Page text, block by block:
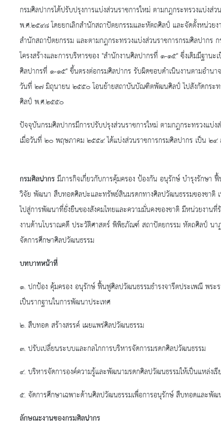
กรมศิลปากรได้ปรับปรุงการแบ่งส่วนราชการใหม่ ตามกฎกระทรวงแบ่ง
พ.ศ.๒๕๔๘ โดยยกเลิกสำนักสถาปัตยกรรมและหัตถศิลป์ และจัดตั้งหน่ว
สำนักสถาปัตยกรรม และตามกฎกระทรวงแบ่งส่วนราชการกรมศิลปาก
โครงสร้างและการบริหารของ "สำนักงานศิลปากรที่ ๑-๑๕" ซึ่งเดิมมีฐาน
ศิลปากรที่ ๑-๑๕" ขึ้นตรงต่อกรมศิลปากร รับผิดชอบดำเนินงานตามอำน
วันที่ ๒๗ มิถุนายน ๒๕๕๐ โอนย้ายสถาบันบัณฑิตพัฒนศิลป์ ไปสังกัดกร
ศิลป์ พ.ศ.๒๕๕๐
ปัจจุบันกรมศิลปากรมีการปรับปรุงส่วนราชการใหม่ ตามกฎกระทรวงแบ่
เมื่อวันที่ ๒๐ พฤษภาคม ๒๕๕๔ ได้แบ่งส่วนราชการกรมศิลปากร เป็น ๒
กรมศิลปากรมีภารกิจเกี่ยวกับการคุ้มครอง ป้องกัน อนุรักษ์ บำรุงรักษา
วิจัย พัฒนา สืบทอดศิลปะและทรัพย์สินมรดกทางศิลปวัฒนธรรมของชาติ
ไปสู่การพัฒนาที่ยั่งยืนของสังคมไทยและความมั่นคงของชาติ มีหน่วยงาน
งานด้านโบราณคดี ประวัติศาสตร์ พิพิธภัณฑ์ สถาปัตยกรรม หัตถศิลป์ น
จัดการศึกษาศิลปวัฒนธรรม
บทบาทหน้าที่
๑. ปกป้อง คุ้มครอง อนุรักษ์ ฟื้นฟูศิลปวัฒนธรรมธำรงจารีตประเพณี พระ
เป็นรากฐานในการพัฒนาประเทศ
๒. สืบทอด สร้างสรรค์ เผยแพร่ศิลปวัฒนธรรม
๓. ปรับเปลี่ยนระบบและกลไกการบริหารจัดการมรดกศิลปวัฒนธรรม
๔. บริหารจัดการองค์ความรู้และพัฒนามรดกศิลปวัฒนธรรมให้เป็นแหล่งเ
๕. จัดการศึกษาเฉพาะด้านศิลปวัฒนธรรมเพื่อการอนุรักษ์ สืบทอดและพัฒ
ลักษณะงานของกรมศิลปากร